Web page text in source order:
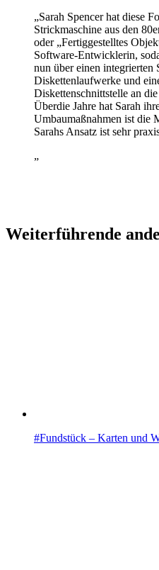
„Sarah Spencer hat diese
Strickmaschine aus den
oder „Fertiggestelltes
Software-Entwicklerin,
nun über einen
Diskettenlaufwerke und
Diskettenschnittstelle an
Überdie Jahre hat Sarah
Umbaumaßnahmen ist die
Sarahs Ansatz ist sehr
„
Weiterführende
#Fundstück – Karten und